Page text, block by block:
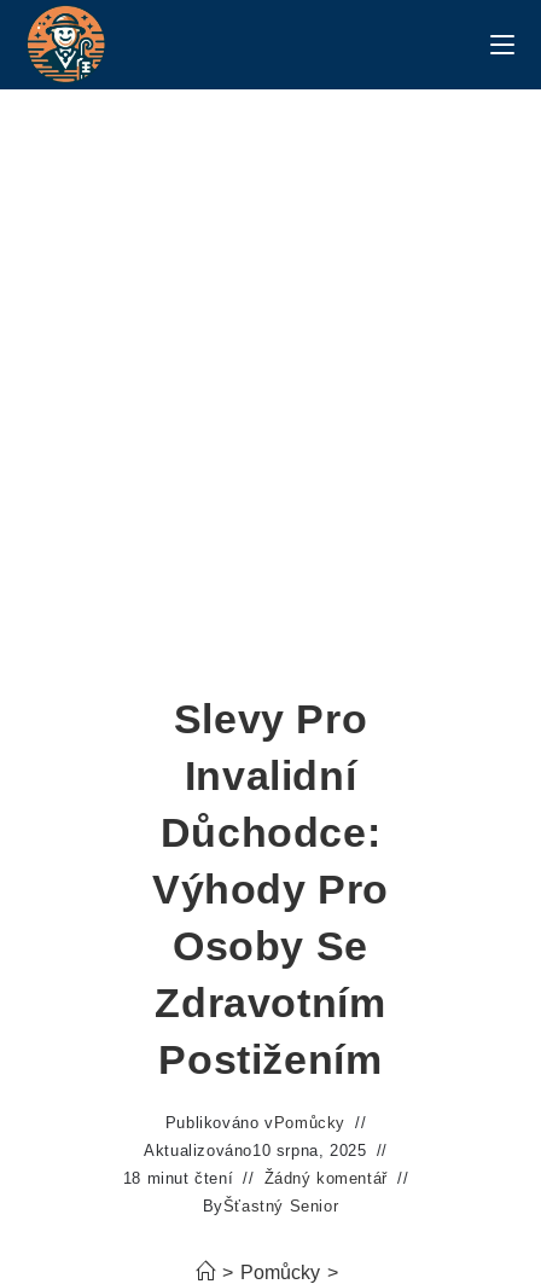
Slevy Pro
Invalidní
Důchodce:
Výhody Pro
Osoby Se
Zdravotním
Postižením
Publikováno v Pomůcky
Aktualizováno10 srpna, 2025
18 minut čtení
Žádný komentář
ByŠťastný Senior
> Pomůcky >